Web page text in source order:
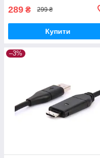
289 ₴ 299 ₴
Купити
–3%